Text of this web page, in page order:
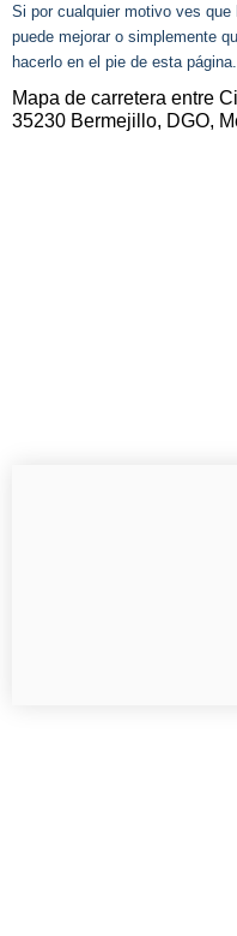
Si por cualquier motivo ves
puede mejorar o simplemente
hacerlo en el pie de esta página.
Mapa de carretera entre
35230 Bermejillo, DGO,